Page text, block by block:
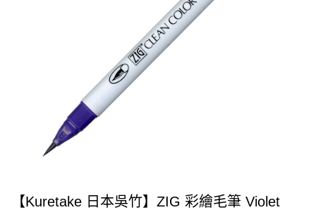
【Kuretake 日本吳竹】ZIG 彩繪毛筆 Violet